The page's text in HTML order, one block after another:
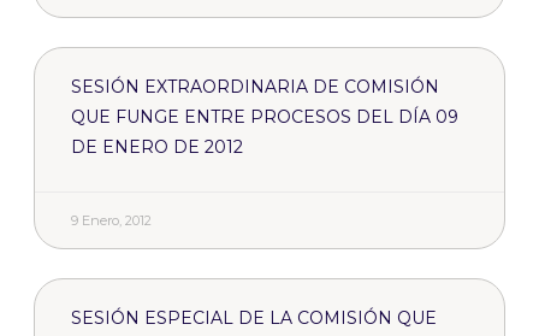
SESIÓN EXTRAORDINARIA DE COMISIÓN
QUE FUNGE ENTRE PROCESOS DEL DÍA 09
DE ENERO DE 2012
9 Enero, 2012
SESIÓN ESPECIAL DE LA COMISIÓN QUE